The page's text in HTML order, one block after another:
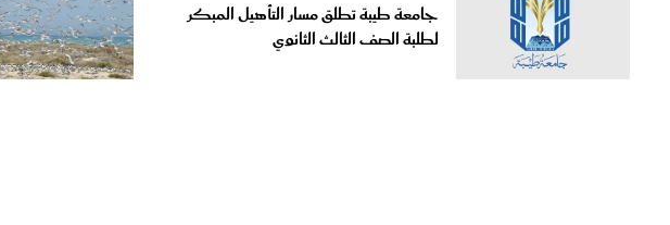
جامعة طيبة تطلق مسار التأهيل المبكر
لطلبة الصف الثالث الثانوي